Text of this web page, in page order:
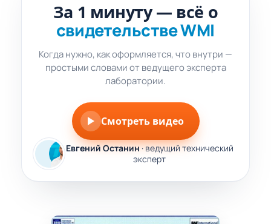
За 1 минуту — всё о
свидетельстве WMI
Когда нужно, как оформляется, что внутри —
простыми словами от ведущего эксперта
лаборатории.
Смотреть видео
Евгений Останин· ведущий технический
эксперт